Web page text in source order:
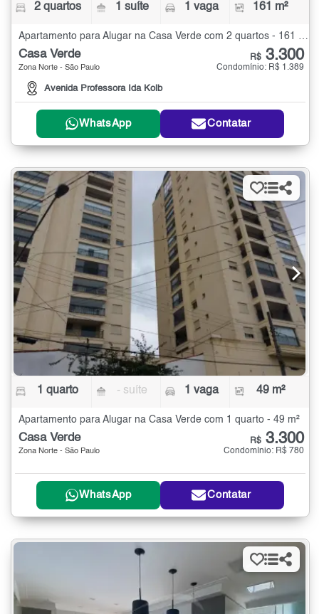
2 quartos 1 suíte 1 vaga 161 m²
Casa Verde
Zona Norte - São Paulo
Avenida Professora Ida Kolb
R$ 3.300
Condomínio: R$ 1.389
WhatsApp Contatar
1 quarto - suíte 1 vaga 49 m²
Apartamento para Alugar na Casa Verde com 1 quarto - 49 m²
Casa Verde
Zona Norte - São Paulo
R$ 3.300
Condomínio: R$ 780
WhatsApp Contatar